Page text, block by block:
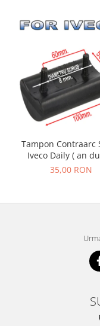
Tampon Contraarc
Iveco Daily ( an
01.1990 ) M2.1
35,00 RON